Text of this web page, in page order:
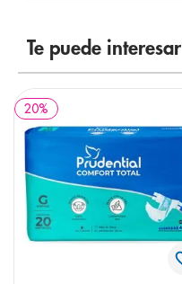
Te puede interesar
20%
8 . pediasure
9. panolini
10 .